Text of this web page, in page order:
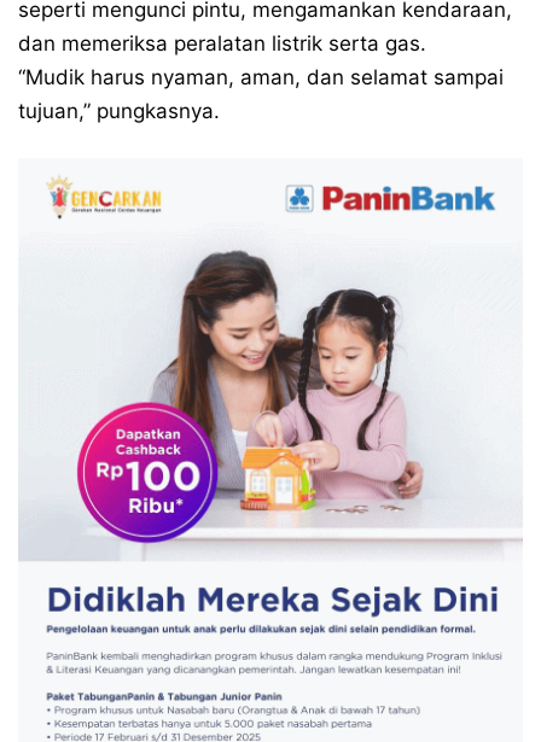
seperti mengunci pintu, mengamankan kendaraan,
dan memeriksa peralatan listrik serta gas.
“Mudik harus nyaman, aman, dan selamat sampai
tujuan,” pungkasnya.